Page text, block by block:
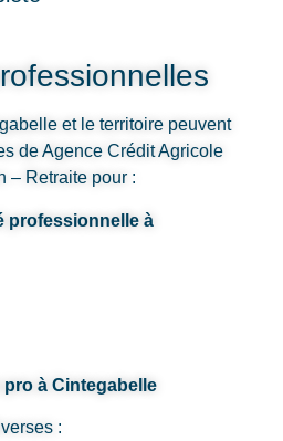
et le territoire peuvent
de Agence Crédit Agricole
– Retraite pour :
professionnelle à
à Cintegabelle
: